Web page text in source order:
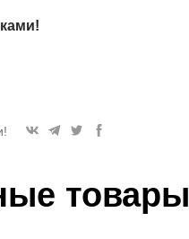
товары